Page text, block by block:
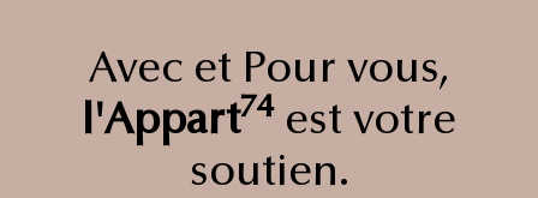
Avec et Pour vous,
l'Appart74est votre
soutien.